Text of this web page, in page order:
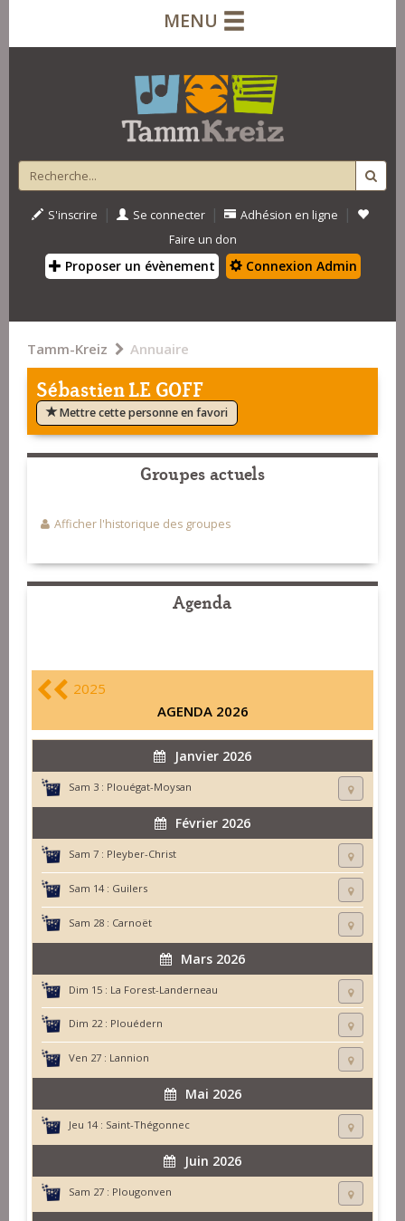
MENU
S'inscrire | Se connecter | Adhésion en ligne |
Faire un don
Proposer un évènement Connexion Admin
Tamm-Kreiz Annuaire
Sébastien LE GOFF
Mettre cette personne en favori
Groupes actuels
Afficher l'historique des groupes
Agenda
2025
AGENDA 2026
Janvier 2026
Sam 3 : Plouégat-Moysan
Février 2026
Sam 7 : Pleyber-Christ
Sam 14 : Guilers
Sam 28 : Carnoët
Mars 2026
Dim 15 : La Forest-Landerneau
Dim 22 : Plouédern
Ven 27 : Lannion
Mai 2026
Jeu 14 : Saint-Thégonnec
Juin 2026
Sam 27 : Plougonven